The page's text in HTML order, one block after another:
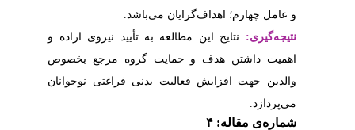
نیروی اراده و
مرجع بخصوص
نوجوانان